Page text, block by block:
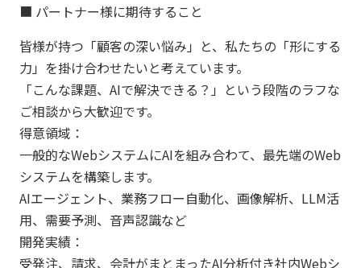
■ パートナー様に期待すること
皆様が持つ「顧客の深い悩み」と、私たちの「形にする
力」を掛け合わせたいと考えています。
「こんな課題、AIで解決できる？」という段階のラフな
ご相談から大歓迎です。
得意領域：
一般的なWebシステムにAIを組み合わて、最先端のWeb
システムを構築します。
AIエージェント、業務フロー自動化、画像解析、LLM活
用、需要予測、音声認識など
開発実績：
受発注、請求、会計がまとまったAI分析付き社内Webシ